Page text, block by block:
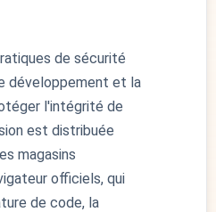
de sécurité
développement et la
l'intégrité de
est distribuée
magasins
officiels, qui
de code, la